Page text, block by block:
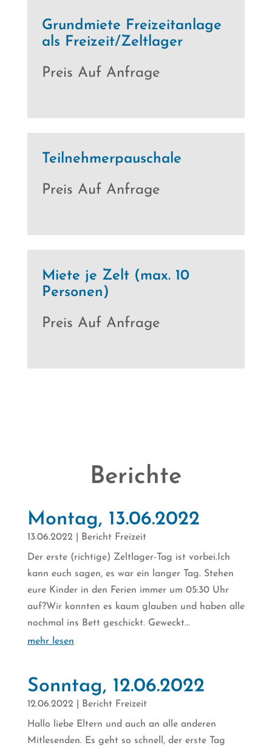
Grundmiete Freizeitanlage
als Freizeit/Zeltlager
Preis Auf Anfrage
Teilnehmerpauschale
Preis Auf Anfrage
Miete je Zelt (max. 10
Personen)
Preis Auf Anfrage
Berichte
Montag, 13.06.2022
13.06.2022 Bericht Freizeit
Der erste (richtige) Zeltlager-Tag ist vorbei.Ich
kann euch sagen, es war ein langer Tag. Stehen
eure Kinder in den Ferien immer um 05:30 Uhr
auf?Wir konnten es kaum glauben und haben alle
nochmal ins Bett geschickt. Geweckt...
mehr lesen
Sonntag, 12.06.2022
12.06.2022 Bericht Freizeit
Hallo liebe Eltern und auch an alle anderen
Mitlesenden. Es geht so schnell, der erste Tag